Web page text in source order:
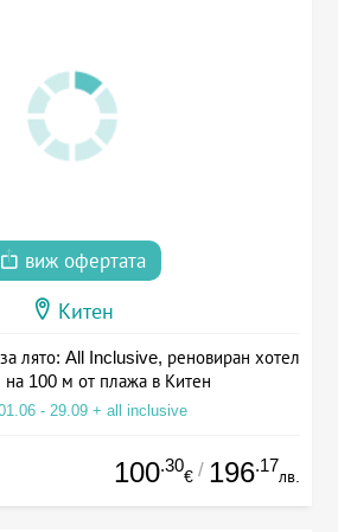
виж офертата
Китен
лято: All Inclusive, реновиран хотел
на 100 м от плажа в Китен
- 29.09 + all inclusive
100.30
€ / 196.17
лв.